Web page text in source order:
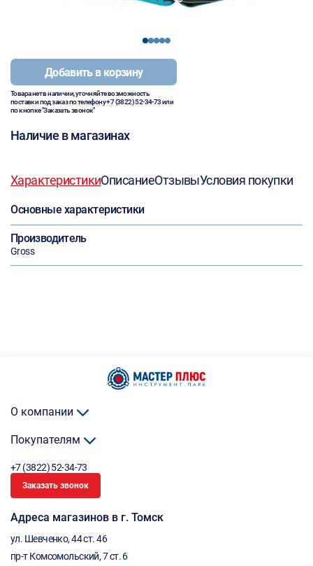
12345
Добавить в корзину
Товара нет в наличии, уточняйте возможность
поставки под заказ по телефону+7 (3822) 52-34-73или
по кнопке "Заказать звонок"
Наличие в магазинах
ХарактеристикиОписаниеОтзывыУсловия покупки
Основные характеристики
Производитель
Gross
О компании
Покупателям
+7 (3822) 52-34-73
Заказать звонок
Адреса магазинов в г. Томск
ул. Шевченко, 44 ст. 46
пр-т Комсомольский, 7 ст. 6